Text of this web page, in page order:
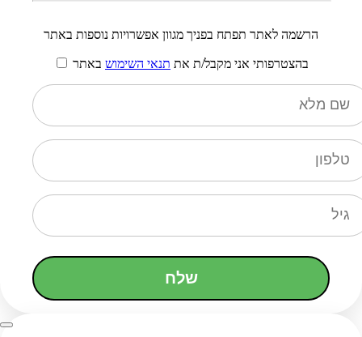
הרשמה לאתר תפתח בפניך מגוון אפשרויות נוספות באתר
בהצטרפותי אני מקבל/ת את תנאי השימוש באתר
שלח